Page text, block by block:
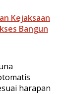
Kejaksaan
Bangun
harapan